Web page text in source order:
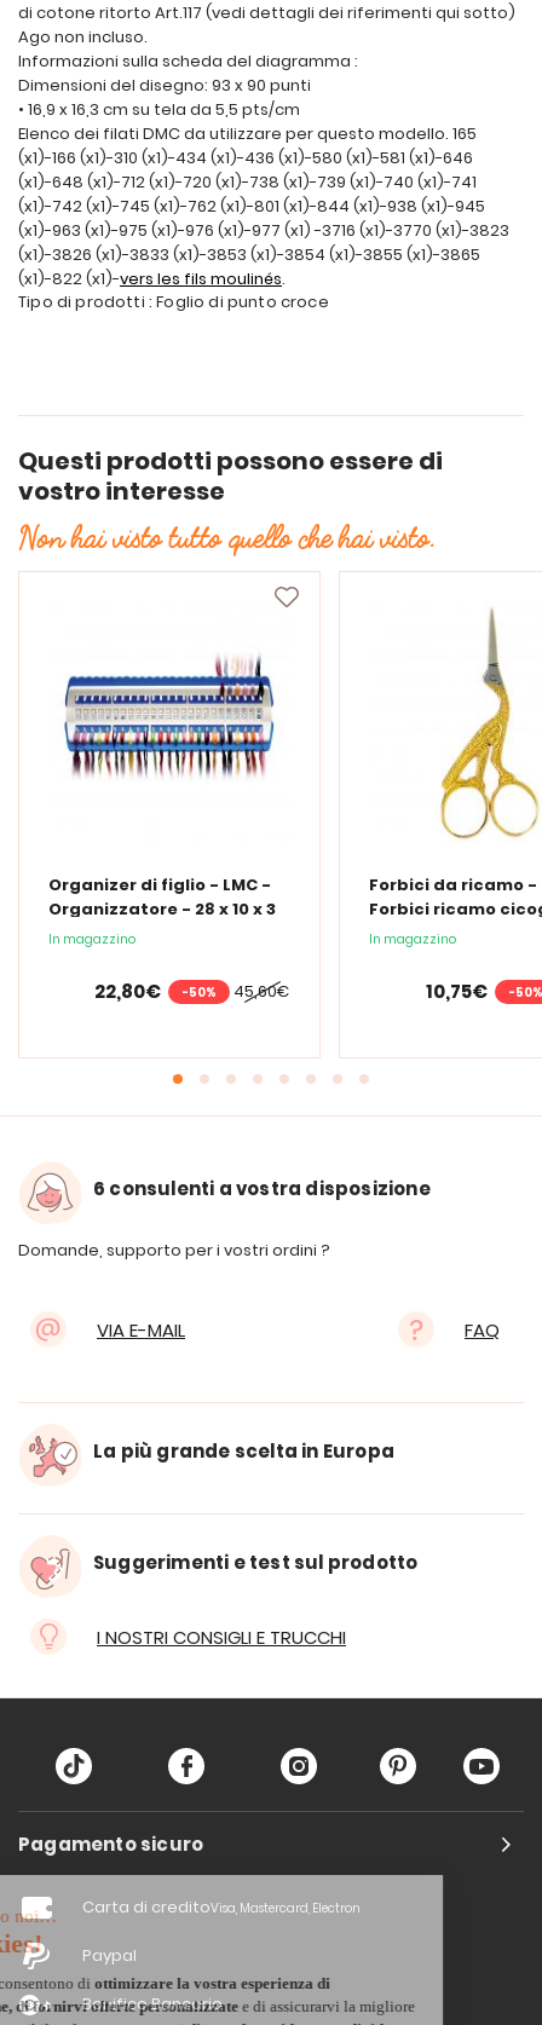
di cotone ritorto Art.117 (vedi dettagli dei riferimenti qui sotto)
Ago non incluso.
Informazioni sulla scheda del diagramma :
Dimensioni del disegno: 93 x 90 punti
• 16,9 x 16,3 cm su tela da 5,5 pts/cm
Elenco dei filati DMC da utilizzare per questo modello. 165
(x1)-166 (x1)-310 (x1)-434 (x1)-436 (x1)-580 (x1)-581 (x1)-646
(x1)-648 (x1)-712 (x1)-720 (x1)-738 (x1)-739 (x1)-740 (x1)-741
(x1)-742 (x1)-745 (x1)-762 (x1)-801 (x1)-844 (x1)-938 (x1)-945
(x1)-963 (x1)-975 (x1)-976 (x1)-977 (x1) -3716 (x1)-3770 (x1)-3823
(x1)-3826 (x1)-3833 (x1)-3853 (x1)-3854 (x1)-3855 (x1)-3865
(x1)-822 (x1)-vers les fils moulinés.
Tipo di prodotti : Foglio di punto croce
Questi prodotti possono essere di
vostro interesse
Non hai visto tutto quello che hai visto.
Organizer di figlio - LMC -
Organizzatore - 28 x 10 x 3
cm
In magazzino
45,60€
22,80€ -50%
Forbici da ricamo -
Forbici ricamo
In magazzino
10,75€ -50%
6 consulenti a vostra disposizione
Domande, supporto per i vostri ordini ?
VIA E-MAIL FAQ
La più grande scelta in Europa
Suggerimenti e test sul prodotto
I NOSTRI CONSIGLI E TRUCCHI
Pagamento sicuro
Carta di creditoVisa, Mastercard, Electron
Paypal
Bonifico Bancario